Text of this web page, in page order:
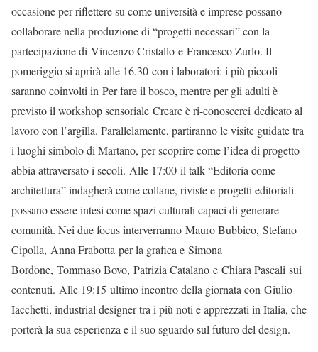
occasione per riflettere su come università e imprese possano
collaborare nella produzione di “progetti necessari” con la
partecipazione di Vincenzo Cristallo e Francesco Zurlo. Il
pomeriggio si aprirà alle 16.30 con i laboratori: i più piccoli
saranno coinvolti in Per fare il bosco, mentre per gli adulti è
previsto il workshop sensoriale Creare è ri-conoscerci dedicato al
lavoro con l’argilla. Parallelamente, partiranno le visite guidate tra
i luoghi simbolo di Martano, per scoprire come l’idea di progetto
abbia attraversato i secoli. Alle 17:00 il talk “Editoria come
architettura” indagherà come collane, riviste e progetti editoriali
possano essere intesi come spazi culturali capaci di generare
comunità. Nei due focus interverranno Mauro Bubbico, Stefano
Cipolla, Anna Frabotta per la grafica e Simona
Bordone, Tommaso Bovo, Patrizia Catalano e Chiara Pascali sui
contenuti. Alle 19:15 ultimo incontro della giornata con Giulio
Iacchetti, industrial designer tra i più noti e apprezzati in Italia, che
porterà la sua esperienza e il suo sguardo sul futuro del design.